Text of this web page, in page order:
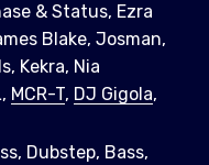
& Status, Ezra
Blake, Josman,
Kekra, Nia
MCR-T, DJ Gigola,
Dubstep, Bass,